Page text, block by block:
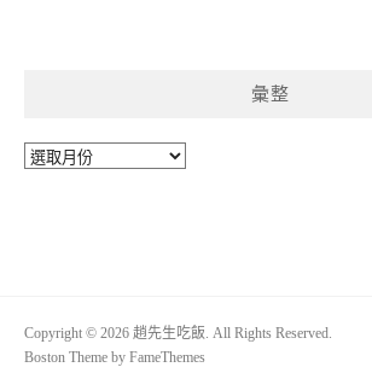
彙整
彙
Copyright © 2026 趙先生吃飯. All Rights Reserved.
Boston Theme by FameThemes